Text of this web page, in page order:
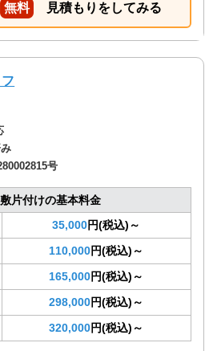
無料 見積もりをしてみる
号
片付けの基本料金
35,000円(税込)～
110,000円(税込)～
165,000円(税込)～
298,000円(税込)～
320,000円(税込)～